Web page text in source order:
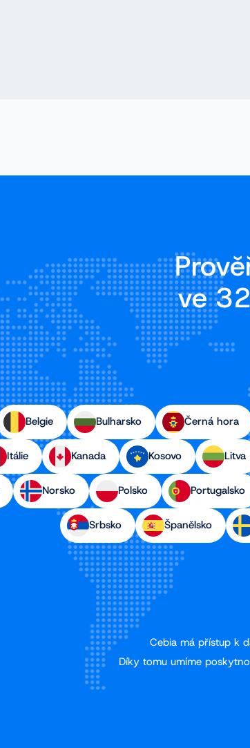
ve
Belgie Bulharsko Černá hora
Itálie Kanada Kosovo Litva
Norsko Polsko Portugalsko
Srbsko Španělsko
Cebia má přístup k
Díky tomu umíme